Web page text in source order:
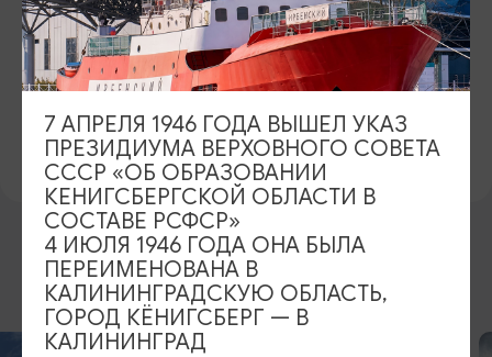
САЙТ
Официальный сайтВКонтакте
ПРЕДЛОЖИТЬ ИНФОРМАЦИЮ
ДРУГИЕ МЕСТА
7 АПРЕЛЯ 1946 ГОДА ВЫШЕЛ УКАЗ
ПРЕЗИДИУМА ВЕРХОВНОГО СОВЕТА
СССР «ОБ ОБРАЗОВАНИИ
КЕНИГСБЕРГСКОЙ ОБЛАСТИ В
СОСТАВЕ РСФСР»
4 ИЮЛЯ 1946 ГОДА ОНА БЫЛА
ПЕРЕИМЕНОВАНА В
КАЛИНИНГРАДСКУЮ ОБЛАСТЬ,
ГОРОД КЁНИГСБЕРГ — В
КАЛИНИНГРАД